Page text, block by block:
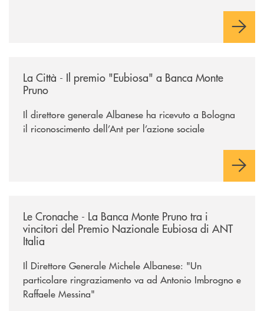
La Città - Il premio "Eubiosa" a Banca Monte
Pruno
Il direttore generale Albanese ha ricevuto a Bologna
il riconoscimento dell’Ant per l’azione sociale
Le Cronache - La Banca Monte Pruno tra i
vincitori del Premio Nazionale Eubiosa di ANT
Italia
Il Direttore Generale Michele Albanese: "Un
particolare ringraziamento va ad Antonio Imbrogno e
Raffaele Messina"